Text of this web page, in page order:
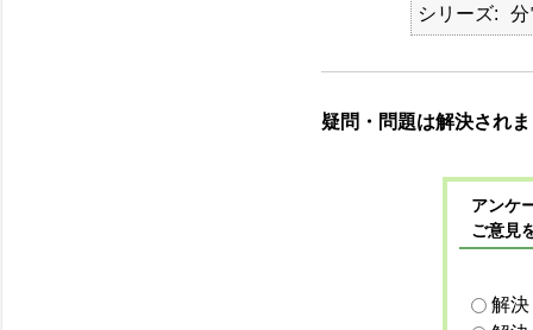
シリーズ 分
疑問・問題は解決され
アンケ
ご意見
解